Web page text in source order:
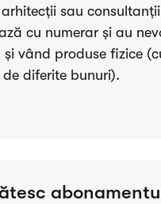
sau
cu numerar și au
și vând produse fizice
diferite bunuri).